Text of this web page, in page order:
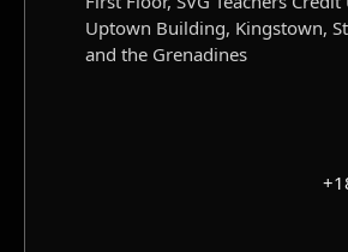
Uptown Building, Kingstown,
and the Grenadines